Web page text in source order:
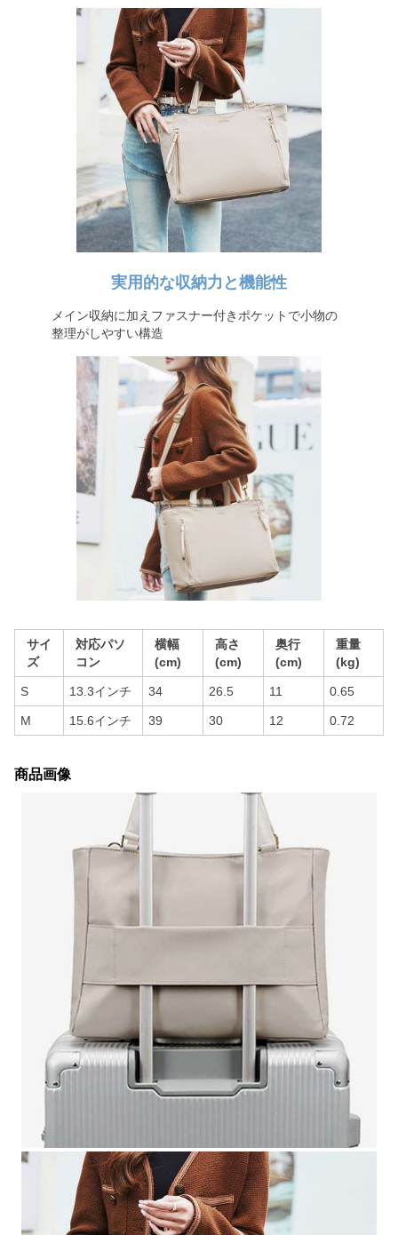
実用的な収納力と機能性
メイン収納に加えファスナー付きポケットで小物の
整理がしやすい構造
サイ
ズ
対応パソ
コン
横幅
(cm)
高さ
(cm)
奥行
(cm)
重量
(kg)
S 13.3インチ 34 26.5 11 0.65
M 15.6インチ 39 30 12 0.72
商品画像